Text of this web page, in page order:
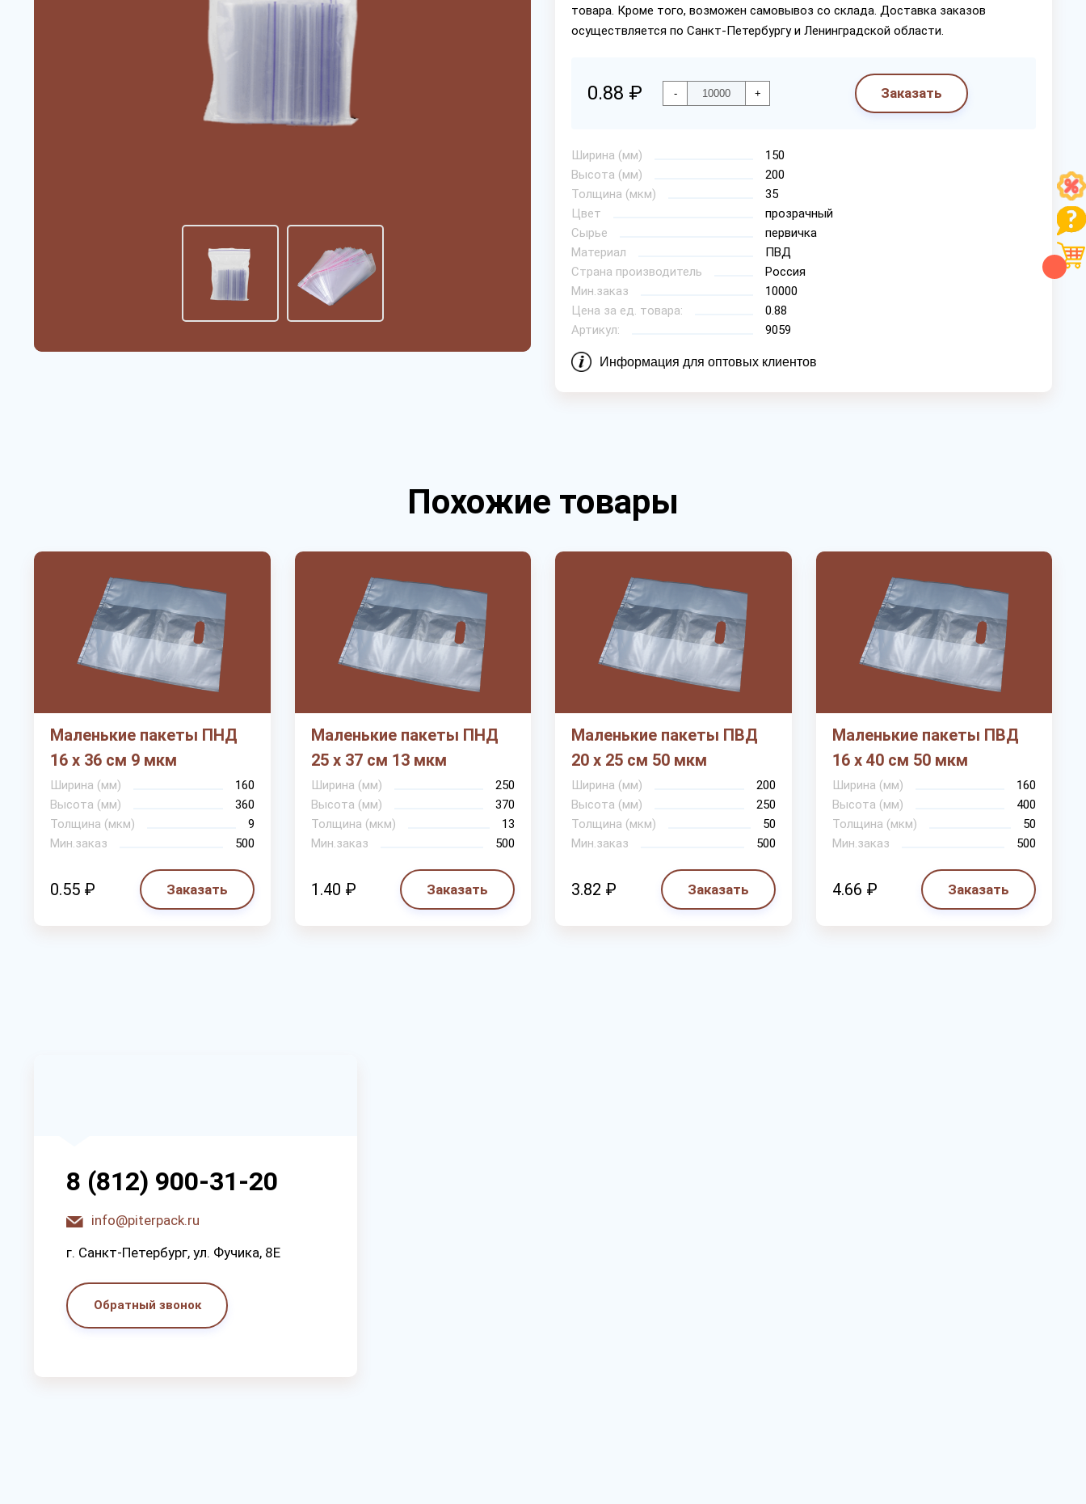
товара. Кроме того, возможен самовывоз со склада. Доставка заказов
осуществляется по Санкт-Петербургу и Ленинградской области.
0.88 ₽ - + Заказать
Ширина (мм)
150
Высота (мм)
200
Толщина (мкм)
35
Цвет
прозрачный
Сырье
первичка
Материал
ПВД
Страна производитель
Россия
Мин.заказ
10000
Цена за ед. товара:
0.88
Артикул:
9059
Информация для оптовых клиентов
Похожие товары
Маленькие пакеты ПНД
16 х 36 см 9 мкм
Ширина (мм)
160
Высота (мм)
360
Толщина (мкм)
9
Мин.заказ
500
0.55 ₽ Заказать
Маленькие пакеты ПНД
25 х 37 см 13 мкм
Ширина (мм)
250
Высота (мм)
370
Толщина (мкм)
13
Мин.заказ
500
1.40 ₽ Заказать
Маленькие пакеты ПВД
20 х 25 см 50 мкм
Ширина (мм)
200
Высота (мм)
250
Толщина (мкм)
50
Мин.заказ
500
3.82 ₽ Заказать
Маленькие пакеты ПВД
16 х 40 см 50 мкм
Ширина (мм)
160
Высота (мм)
400
Толщина (мкм)
50
Мин.заказ
500
4.66 ₽ Заказать
8 (812) 900-31-20
info@piterpack.ru
г. Санкт-Петербург, ул. Фучика, 8E
Обратный звонок